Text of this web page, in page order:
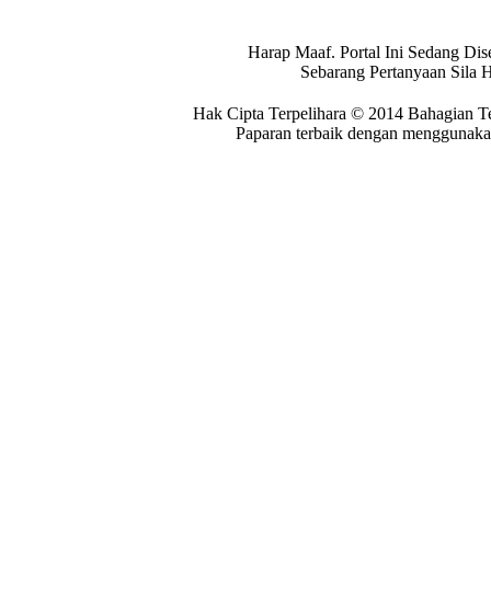
Harap Maaf. Portal Ini Sedang
Sebarang Pertanyaan Sila
Hak Cipta Terpelihara © 2014 Bahagian
Paparan terbaik dengan